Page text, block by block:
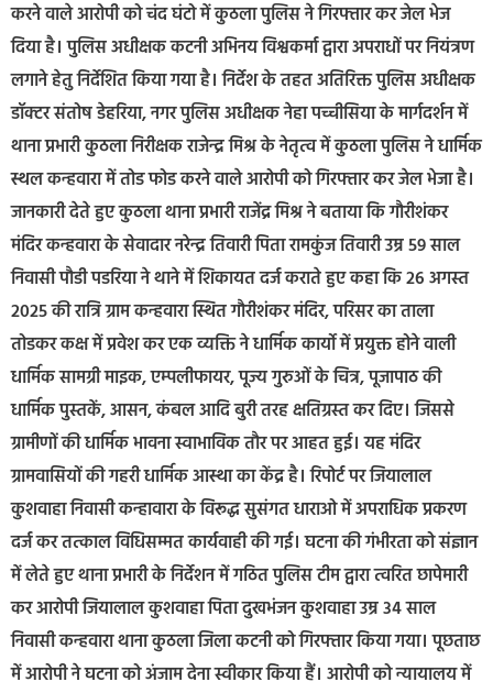
करने वाले आरोपी को चंद घंटो में कुठला पुलिस ने गिरफ्तार कर जेल भेज
दिया है। पुलिस अधीक्षक कटनी अभिनय विश्वकर्मा द्वारा अपराधों पर नियंत्रण
लगाने हेतु निर्देशित किया गया है। निर्देश के तहत अतिरिक्त पुलिस अधीक्षक
डॉक्टर संतोष डेहरिया, नगर पुलिस अधीक्षक नेहा पच्चीसिया के मार्गदर्शन में
थाना प्रभारी कुठला निरीक्षक राजेन्द्र मिश्र के नेतृत्व में कुठला पुलिस ने धार्मिक
स्थल कन्हवारा में तोड फोड करने वाले आरोपी को गिरफ्तार कर जेल भेजा है।
जानकारी देते हुए कुठला थाना प्रभारी राजेंद्र मिश्र ने बताया कि गौरीशंकर
मंदिर कन्हवारा के सेवादार नरेन्द्र तिवारी पिता रामकुंज तिवारी उम्र 59 साल
निवासी पौडी पडरिया ने थाने में शिकायत दर्ज कराते हुए कहा कि 26 अगस्त
2025 की रात्रि ग्राम कन्हवारा स्थित गौरीशंकर मंदिर, परिसर का ताला
तोडकर कक्ष में प्रवेश कर एक व्यक्ति ने धार्मिक कार्यो में प्रयुक्त होने वाली
धार्मिक सामग्री माइक, एम्पलीफायर, पूज्य गुरुओं के चित्र, पूजापाठ की
धार्मिक पुस्तकें, आसन, कंबल आदि बुरी तरह क्षतिग्रस्त कर दिए। जिससे
ग्रामीणों की धार्मिक भावना स्वाभाविक तौर पर आहत हुई। यह मंदिर
ग्रामवासियों की गहरी धार्मिक आस्था का केंद्र है। रिपोर्ट पर जियालाल
कुशवाहा निवासी कन्हावारा के विरूद्ध सुसंगत धाराओ में अपराधिक प्रकरण
दर्ज कर तत्काल विधिसम्मत कार्यवाही की गई। घटना की गंभीरता को संज्ञान
में लेते हुए थाना प्रभारी के निर्देशन में गठित पुलिस टीम द्वारा त्वरित छापेमारी
कर आरोपी जियालाल कुशवाहा पिता दुखभंजन कुशवाहा उम्र 34 साल
निवासी कन्हवारा थाना कुठला जिला कटनी को गिरफ्तार किया गया। पूछताछ
में आरोपी ने घटना को अंजाम देना स्वीकार किया हैं। आरोपी को न्यायालय में